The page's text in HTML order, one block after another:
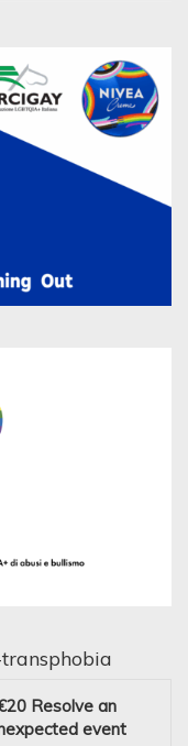
Resolve an
event